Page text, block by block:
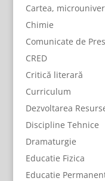
Cartea,
Chimie
Comunicate de
CRED
Critică literară
Curriculum
Dezvoltarea
Discipline Tehnice
Dramaturgie
Educatie Fizica
Educatie